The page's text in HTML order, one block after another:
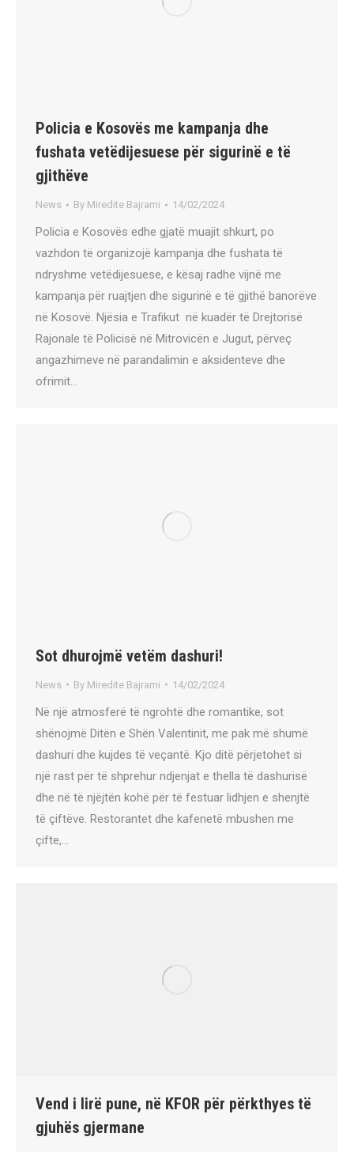
Policia e Kosovës me kampanja dhe
fushata vetëdijesuese për sigurinë e të
gjithëve
News By Miredite Bajrami 14/02/2024
Policia e Kosovës edhe gjatë muajit shkurt, po
vazhdon të organizojë kampanja dhe fushata të
ndryshme vetëdijesuese, e kësaj radhe vijnë me
kampanja për ruajtjen dhe sigurinë e të gjithë banorëve
në Kosovë. Njësia e Trafikut në kuadër të Drejtorisë
Rajonale të Policisë në Mitrovicën e Jugut, përveç
angazhimeve në parandalimin e aksidenteve dhe
ofrimit…
Sot dhurojmë vetëm dashuri!
News By Miredite Bajrami 14/02/2024
Në një atmosferë të ngrohtë dhe romantike, sot
shënojmë Ditën e Shën Valentinit, me pak më shumë
dashuri dhe kujdes të veçantë. Kjo ditë përjetohet si
një rast për të shprehur ndjenjat e thella të dashurisë
dhe në të njëjtën kohë për të festuar lidhjen e shenjtë
të çiftëve. Restorantet dhe kafenetë mbushen me
çifte,…
Vend i lirë pune, në KFOR për përkthyes të
gjuhës gjermane